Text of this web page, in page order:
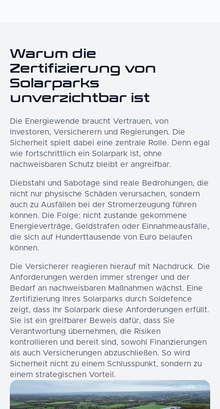
Warum die
Zertifizierung von
Solarparks
unverzichtbar ist
Die Energiewende braucht Vertrauen, von
Investoren, Versicherern und Regierungen. Die
Sicherheit spielt dabei eine zentrale Rolle. Denn egal
wie fortschrittlich ein Solarpark ist, ohne
nachweisbaren Schutz bleibt er angreifbar.
Diebstahl und Sabotage sind reale Bedrohungen, die
nicht nur physische Schäden verursachen, sondern
auch zu Ausfällen bei der Stromerzeugung führen
können. Die Folge: nicht zustande gekommene
Energieverträge, Geldstrafen oder Einnahmeausfälle,
die sich auf Hunderttausende von Euro belaufen
können.
Die Versicherer reagieren hierauf mit Nachdruck. Die
Anforderungen werden immer strenger und der
Bedarf an nachweisbaren Maßnahmen wächst. Eine
Zertifizierung Ihres Solarparks durch Soldefence
zeigt, dass Ihr Solarpark diese Anforderungen erfüllt.
Sie ist ein greifbarer Beweis dafür, dass Sie
Verantwortung übernehmen, die Risiken
kontrollieren und bereit sind, sowohl Finanzierungen
als auch Versicherungen abzuschließen. So wird
Sicherheit nicht zu einem Schlusspunkt, sondern zu
einem strategischen Vorteil.